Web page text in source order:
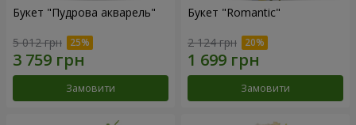
Букет "Пудрова акварель"
5 012 грн
Замовити
Букет "Romantic"
2 124 грн
Замовити